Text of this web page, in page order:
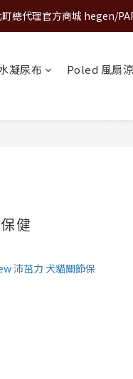
A World of Wonder 奇想
町總代理官方商城 hegen/
凝尿布 Poled 風扇
健